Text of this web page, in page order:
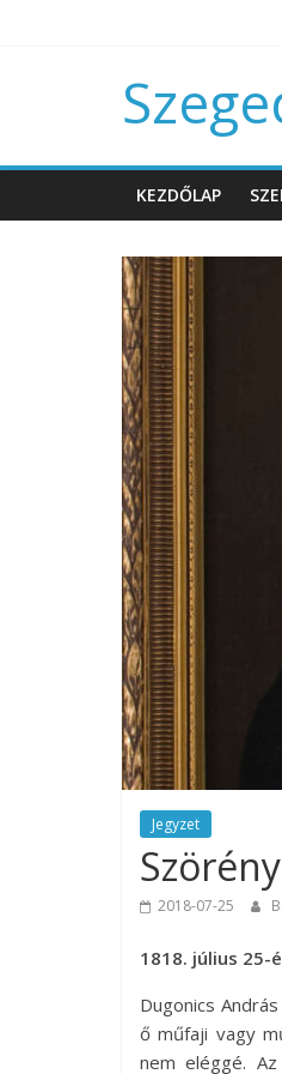
KEZDŐLAP
Jegyzet
2018-07-25
1818. július 25-
Dugonics
ő műfaji vagy
nem eléggé.